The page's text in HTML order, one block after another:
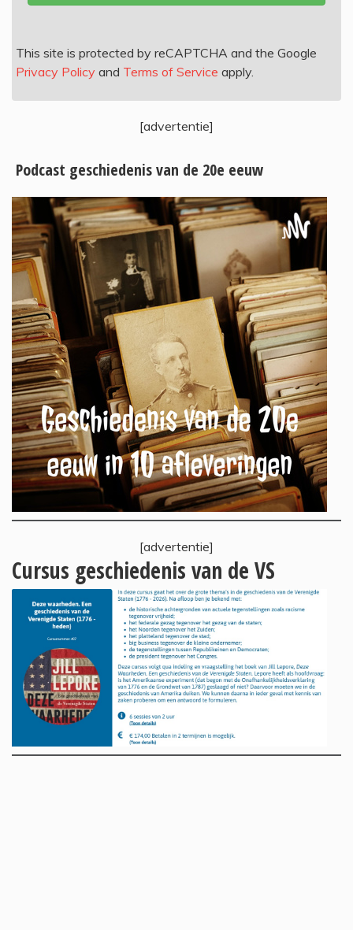
This site is protected by reCAPTCHA and the Google
Privacy Policy and Terms of Service apply.
[advertentie]
Podcast geschiedenis van de 20e eeuw
[advertentie]
Cursus geschiedenis van de VS